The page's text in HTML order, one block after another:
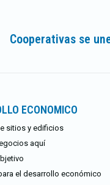
Cooperativas se
ECONOMICO
sitios y edificios
aquí
el desarrollo económico